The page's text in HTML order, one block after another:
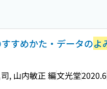
すめかた・データのよ
, 山内敏正 編文光堂2020.6